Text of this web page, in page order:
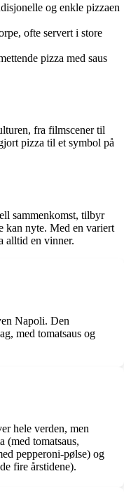
og enkle pizzaen
ofte servert i store
pizza med saus
fra filmscener til
pizza til et symbol på
sammenkomst, tilbyr
kan nyte. Med en variert
alltid en vinner.
Napoli. Den
med tomatsaus og
hele verden, men
(med tomatsaus,
pepperoni-pølse) og
fire årstidene).